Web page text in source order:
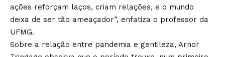
ações reforçam laços, criam relações, e o mundo
deixa de ser tão ameaçador”, enfatiza o professor da
UFMG.
Sobre a relação entre pandemia e gentileza, Arnor